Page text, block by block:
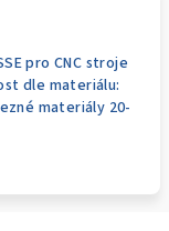
pro CNC stroje
dle materiálu:
materiály 20-